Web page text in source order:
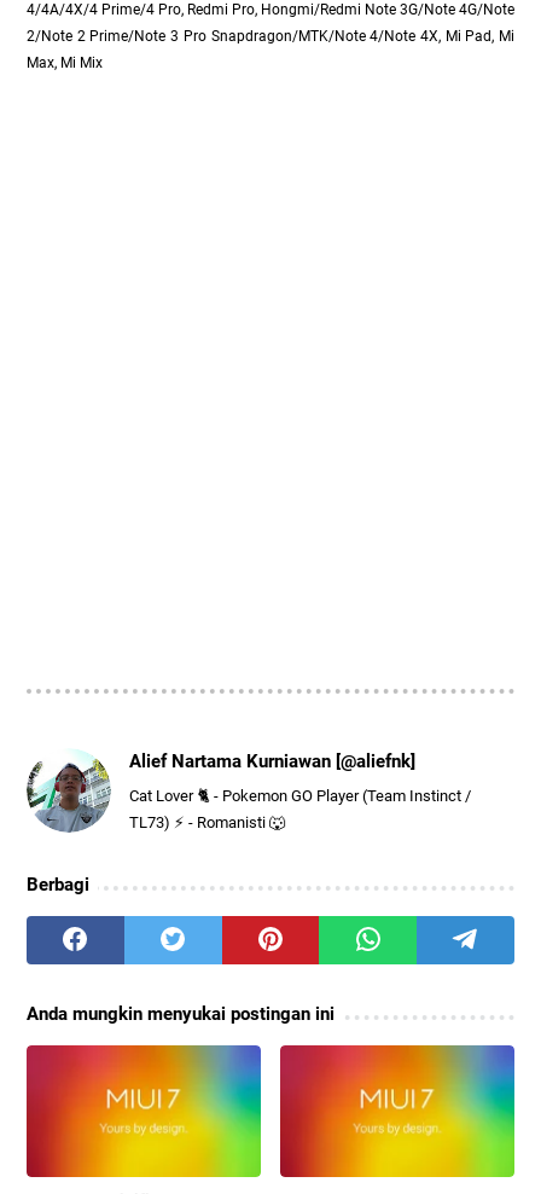
4/4A/4X/4 Prime/4 Pro, Redmi Pro, Hongmi/Redmi Note 3G/Note 4G/Note
2/Note 2 Prime/Note 3 Pro Snapdragon/MTK/Note 4/Note 4X, Mi Pad, Mi
Max, Mi Mix
Alief Nartama Kurniawan [@aliefnk]
Cat Lover 🐈 - Pokemon GO Player (Team Instinct /
TL73) ⚡ - Romanisti 🐺
Berbagi
Anda mungkin menyukai postingan ini